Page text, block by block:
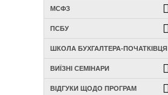
МСФЗ
ПСБУ
ШКОЛА БУХГАЛТЕРА-ПОЧАТКІВЦЯ
ВИЇЗНІ СЕМІНАРИ
ВІДГУКИ ЩОДО ПРОГРАМ